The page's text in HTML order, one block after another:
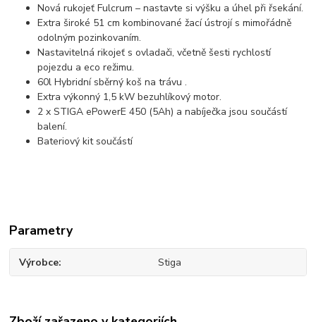
Nová rukojeť Fulcrum – nastavte si výšku a úhel při řsekání.
Extra široké 51 cm kombinované žací ústrojí s mimořádně
odolným pozinkovaním.
Nastavitelná rikojeť s ovladači, včetně šesti rychlostí
pojezdu a eco režimu.
60l Hybridní sběrný koš na trávu .
Extra výkonný 1,5 kW bezuhlíkový motor.
2 x STIGA ePowerE 450 (5Ah) a nabíječka jsou součástí
balení.
Bateriový kit součástí
Parametry
Výrobce Stiga